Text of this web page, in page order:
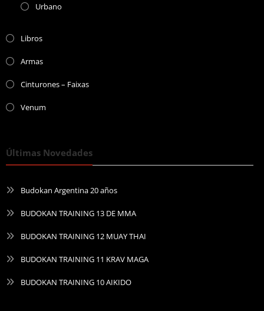
Urbano
Libros
Armas
Cinturones – Faixas
Venum
Últimas Novedades
Budokan Argentina 20 años
BUDOKAN TRAINING 13 DE MMA
BUDOKAN TRAINING 12 MUAY THAI
BUDOKAN TRAINING 11 KRAV MAGA
BUDOKAN TRAINING 10 AIKIDO